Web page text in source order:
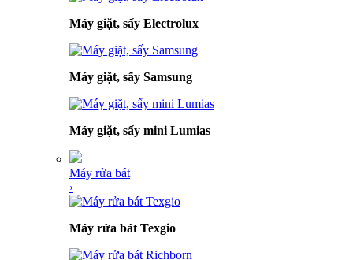
Máy giặt, sấy Electrolux
Máy giặt, sấy Samsung
Máy giặt, sấy mini Lumias
Máy rửa bát
›
Máy rửa bát Texgio